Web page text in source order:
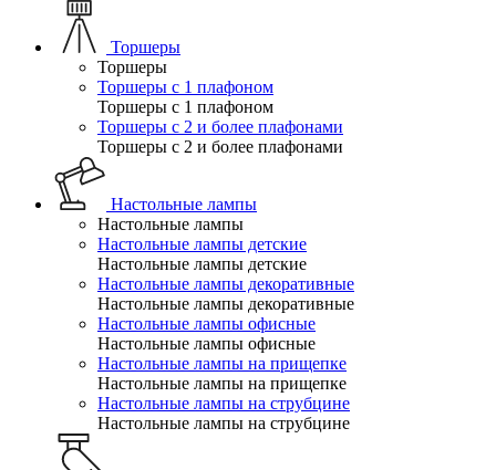
Торшеры
Торшеры
Торшеры с 1 плафоном
Торшеры с 1 плафоном
Торшеры с 2 и более плафонами
Торшеры с 2 и более плафонами
Настольные лампы
Настольные лампы
Настольные лампы детские
Настольные лампы детские
Настольные лампы декоративные
Настольные лампы декоративные
Настольные лампы офисные
Настольные лампы офисные
Настольные лампы на прищепке
Настольные лампы на прищепке
Настольные лампы на струбцине
Настольные лампы на струбцине